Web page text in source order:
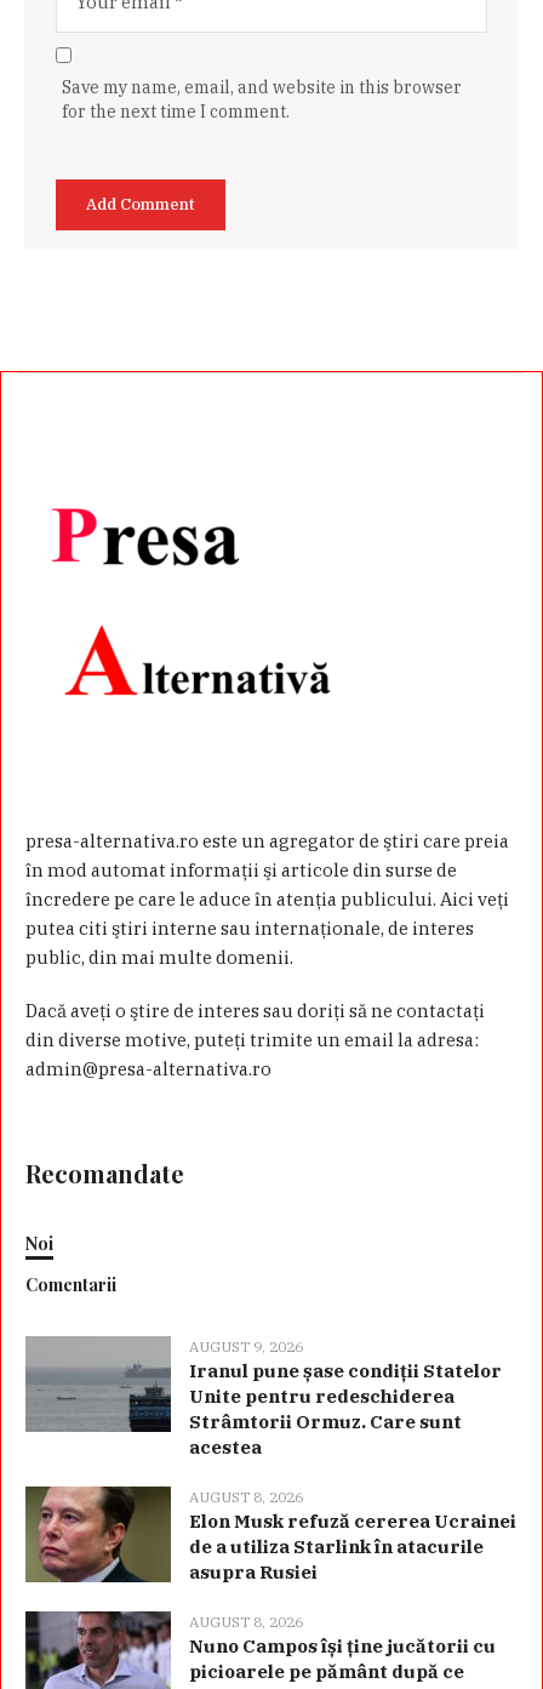
Save my name, email, and website in this browser
for the next time I comment.
presa-alternativa.ro este un agregator de ştiri care preia
în mod automat informaţii şi articole din surse de
încredere pe care le aduce în atenţia publicului. Aici veţi
putea citi ştiri interne sau internaţionale, de interes
public, din mai multe domenii.
Dacă aveţi o ştire de interes sau doriţi să ne contactaţi
din diverse motive, puteţi trimite un email la adresa:
admin@presa-alternativa.ro
Recomandate
Noi
Comentarii
AUGUST 9, 2026
Iranul pune șase condiții Statelor
Unite pentru redeschiderea
Strâmtorii Ormuz. Care sunt
acestea
AUGUST 8, 2026
Elon Musk refuză cererea Ucrainei
de a utiliza Starlink în atacurile
asupra Rusiei
AUGUST 8, 2026
Nuno Campos își ține jucătorii cu
picioarele pe pământ după ce